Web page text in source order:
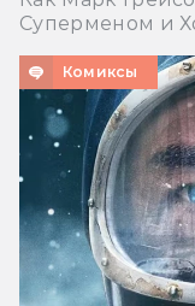
Суперменом и
Комиксы